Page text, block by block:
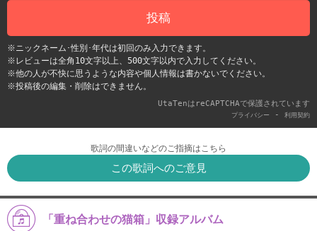
投稿
※ニックネーム･性別･年代は初回のみ入力できます。
※レビューは全角10文字以上、500文字以内で入力してください。
※他の人が不快に思うような内容や個人情報は書かないでください。
※投稿後の編集・削除はできません。
UtaTenはreCAPTCHAで保護されています
プライバシー - 利用契約
歌詞の間違いなどのご指摘はこちら
この歌詞へのご意見
「重ね合わせの猫箱」収録アルバム